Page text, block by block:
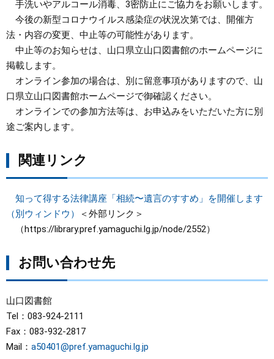
手洗いやアルコール消毒、3密防止にご協力をお願いします。
今後の新型コロナウイルス感染症の状況次第では、開催方
法・内容の変更、中止等の可能性があります。
中止等のお知らせは、山口県立山口図書館のホームページに
掲載します。
オンライン参加の場合は、別に留意事項がありますので、山
口県立山口図書館ホームページで御確認ください。
オンラインでの参加方法等は、お申込みをいただいた方に別
途ご案内します。
関連リンク
知って得する法律講座「相続〜遺言のすすめ」を開催します
（別ウィンドウ）
＜外部リンク＞
（https://library.pref.yamaguchi.lg.jp/node/2552）​
お問い合わせ先
山口図書館
Tel：083-924-2111
Fax：083-932-2817
Mail： a50401@pref.yamaguchi.lg.jp